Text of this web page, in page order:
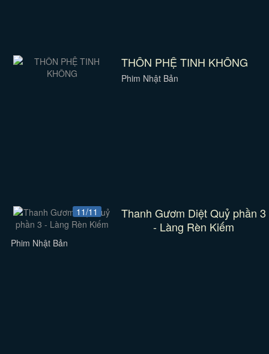
THÔN PHỆ TINH KHÔNG
Phim Nhật Bản
11/11
Thanh Gươm Diệt Quỷ phần 3
- Làng Rèn Kiếm
Phim Nhật Bản